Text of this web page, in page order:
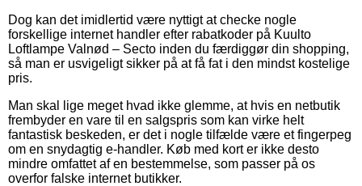
Dog kan det imidlertid være nyttigt at checke nogle
forskellige internet handler efter rabatkoder på Kuulto
Loftlampe Valnød – Secto inden du færdiggør din shopping,
så man er usvigeligt sikker på at få fat i den mindst kostelige
pris.
Man skal lige meget hvad ikke glemme, at hvis en netbutik
frembyder en vare til en salgspris som kan virke helt
fantastisk beskeden, er det i nogle tilfælde være et fingerpeg
om en snydagtig e-handler. Køb med kort er ikke desto
mindre omfattet af en bestemmelse, som passer på os
overfor falske internet butikker.